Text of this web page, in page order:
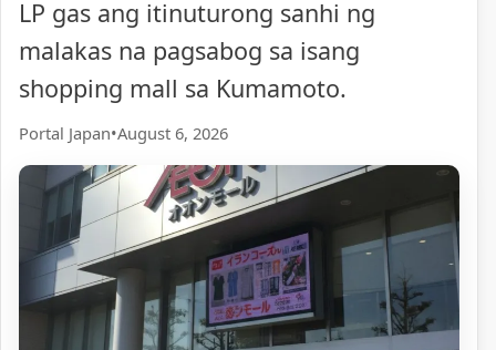
LP gas ang itinuturong sanhi ng
malakas na pagsabog sa isang
shopping mall sa Kumamoto.
Portal Japan•August 6, 2026